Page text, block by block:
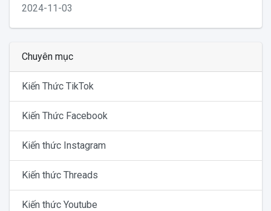
2024-11-03
Chuyên mục
Kiến Thức TikTok
Kiến Thức Facebook
Kiến thức Instagram
Kiến thức Threads
Kiến thức Youtube